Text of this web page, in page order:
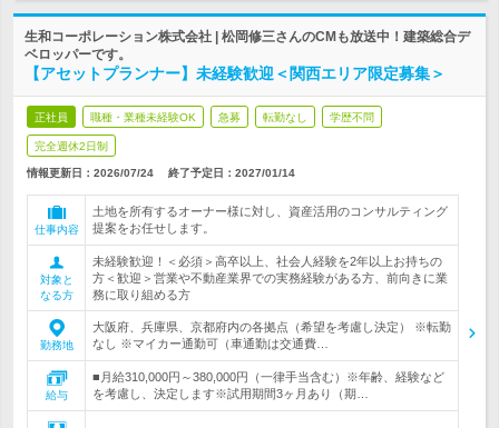
生和コーポレーション株式会社 | 松岡修三さんのCMも放送中！建築総合デ
ベロッパーです。
【アセットプランナー】未経験歓迎＜関西エリア限定募集＞
正社員 職種・業種未経験OK 急募 転勤なし 学歴不問
完全週休2日制
情報更新日：2026/07/24 終了予定日： 2027/01/14
仕事内容
土地を所有するオーナー様に対し、資産活用のコンサルティング
提案をお任せします。
対象と
なる方
未経験歓迎！＜必須＞高卒以上、社会人経験を2年以上お持ちの
方＜歓迎＞営業や不動産業界での実務経験がある方、前向きに業
務に取り組める方
勤務地
大阪府、兵庫県、京都府内の各拠点（希望を考慮し決定） ※転勤
なし ※マイカー通勤可（車通勤は交通費…
給与
■月給310,000円～380,000円（一律手当含む）※年齢、経験など
を考慮し、決定します※試用期間3ヶ月あり（期…